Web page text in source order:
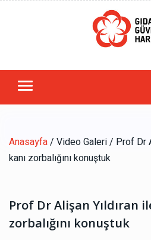
Anasayfa/ Video Galeri / Prof Dr
kanı zorbalığını konuştuk
Prof Dr Alişan Yıldıran
zorbalığını konuştuk